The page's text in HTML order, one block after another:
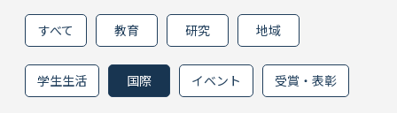
すべて 教育 研究 地域
学生生活 国際 イベント 受賞・表彰